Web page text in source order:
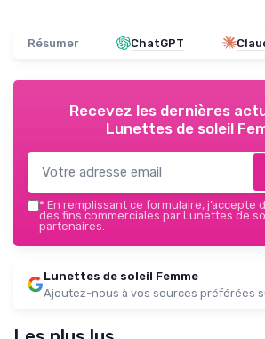
Résumer ChatGPT
Recevez les dernières
Lunettes de soleil
* En remplissant ce formulaire, j’accepte
des fins commerciales par Lunettes de
partenaires.
Lunettes de soleil Femme
Ajoutez-nous à vos sources préférées